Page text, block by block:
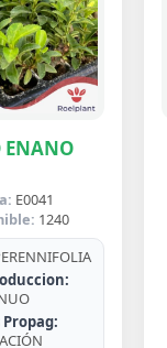
ENANO
E0041
1240